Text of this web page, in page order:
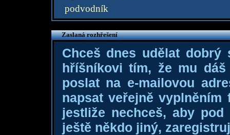
podvodník
Zaslaná rozhřešení
Chceš dnes udělat dobrý
hříšníkovi tím, že mu
poslat na e-mailovou
napsat veřejně
jestliže nechceš, aby
ještě někdo jiný,